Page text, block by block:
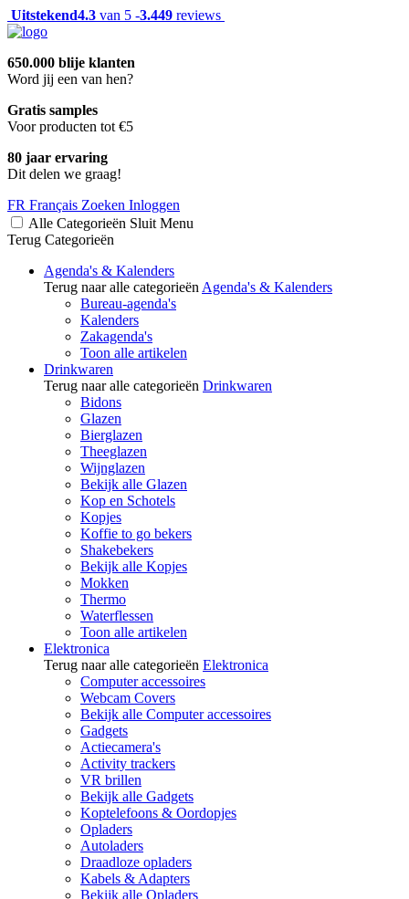
Uitstekend4.3 van 5 -3.449 reviews
650.000 blije klanten
Word jij een van hen?
Gratis samples
Voor producten tot €5
80 jaar ervaring
Dit delen we graag!
FR Français Zoeken Inloggen
Alle Categorieën Sluit Menu
Terug Categorieën
Agenda's & Kalenders
Terug naar alle categorieën Agenda's & Kalenders
Bureau-agenda's
Kalenders
Zakagenda's
Toon alle artikelen
Drinkwaren
Terug naar alle categorieën Drinkwaren
Bidons
Glazen
Bierglazen
Theeglazen
Wijnglazen
Bekijk alle Glazen
Kop en Schotels
Kopjes
Koffie to go bekers
Shakebekers
Bekijk alle Kopjes
Mokken
Thermo
Waterflessen
Toon alle artikelen
Elektronica
Terug naar alle categorieën Elektronica
Computer accessoires
Webcam Covers
Bekijk alle Computer accessoires
Gadgets
Actiecamera's
Activity trackers
VR brillen
Bekijk alle Gadgets
Koptelefoons & Oordopjes
Opladers
Autoladers
Draadloze opladers
Kabels & Adapters
Bekijk alle Opladers